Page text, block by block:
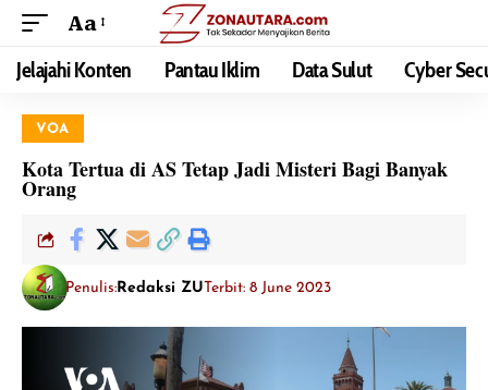
Aa
Jelajahi Konten Pantau Iklim Data Sulut Cyber
VOA
Kota Tertua di AS Tetap Jadi Misteri Bagi Banyak
Orang
Penulis: Redaksi ZUTerbit: 8 June 2023